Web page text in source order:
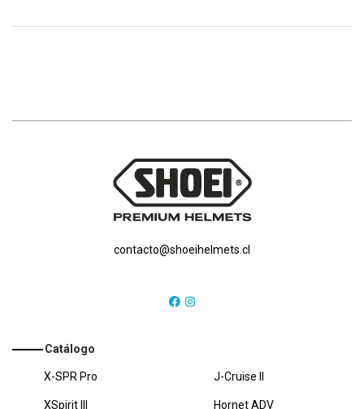
contacto@shoeihelmets.cl
Catálogo
X-SPR Pro
XSpirit III
J-Cruise II
Hornet ADV